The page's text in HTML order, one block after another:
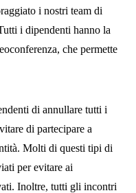
i nostri team di
i dipendenti hanno la
che permette
di annullare tutti i
di partecipare a
Molti di questi tipi di
per evitare ai
Inoltre, tutti gli incontri